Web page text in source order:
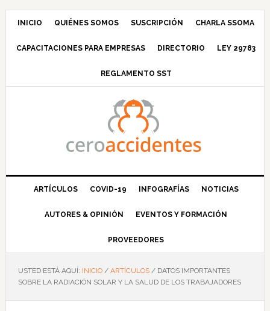
Saltar
navegación
Saltar
principal
Saltar
barra
principal
Saltar
INICIO QUIÉNES SOMOS SUSCRIPCIÓN CHARLA SSOMA
CAPACITACIONES PARA EMPRESAS DIRECTORIO LEY 29783
REGLAMENTO SST
ARTÍCULOS COVID-19 INFOGRAFÍAS NOTICIAS
AUTORES & OPINIÓN EVENTOS Y FORMACIÓN
PROVEEDORES
USTED ESTÁ AQUÍ: INICIO / ARTÍCULOS /DATOS IMPORTANTES
SOBRE LA RADIACIÓN SOLAR Y LA SALUD DE LOS TRABAJADORES